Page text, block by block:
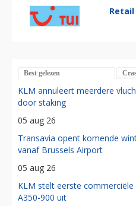
Retail
Best gelezen
KLM annuleert meerdere
door staking
05 aug 26
Transavia opent komende
vanaf Brussels Airport
05 aug 26
KLM stelt eerste
A350-900 uit